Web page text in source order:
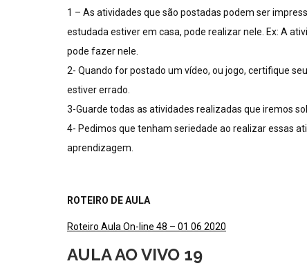
1 – As atividades que são postadas podem ser
estudada estiver em casa, pode realizar nele. Ex: A
pode fazer nele.
2- Quando for postado um vídeo, ou jogo, certifique
estiver errado.
3-Guarde todas as atividades realizadas que iremos
4- Pedimos que tenham seriedade ao realizar essas
aprendizagem.
ROTEIRO DE AULA
Roteiro Aula On-line 48 – 01 06 2020
AULA AO VIVO 19